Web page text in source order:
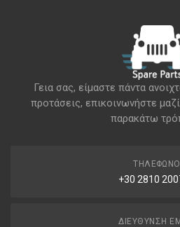
Γεια σας, είμαστε πάντα
προτάσεις, επικοινωνήστε
παρακάτω
ΤΗΛΈΦΩΝΟ
+30 2810
ΔΙΕΎΘΥΝΣΗ